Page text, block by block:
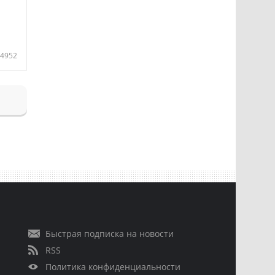
4952
Быстрая подписка на новости
RSS
Политика конфиденциальности